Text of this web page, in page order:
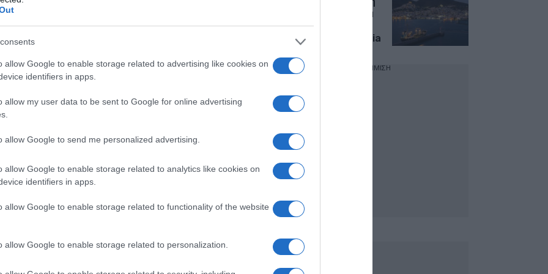
allow Google to enable storage related to advertising like cookies on
identifiers in apps.
allow my user data to be sent to Google for online advertising
allow Google to send me personalized advertising.
allow Google to enable storage related to analytics like cookies on
identifiers in apps.
allow Google to enable storage related to functionality of the website
allow Google to enable storage related to personalization.
στο ρεύμα προς Πειραιά
βάσης στρατηγική
εξωστρεφή και ανθεκτική
37χρονος με 4 μαχαίρια και δύο
Newsκαι μάθετε πρώτοι όλες τις ειδήσεις
παγκοσμίως στη νέα
λίστα «2026 Island
Hot List» της Expedia
ΔΙΑΦΗΜΙΣΗ
ΔΙΑΦΗΜΙΣΗ